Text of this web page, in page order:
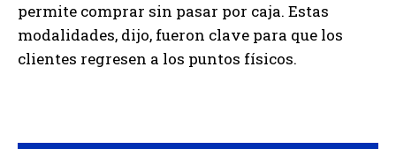
permite comprar sin pasar por caja. Estas
modalidades, dijo, fueron clave para que los
clientes regresen a los puntos físicos.